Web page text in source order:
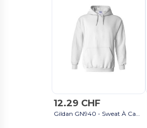
12.29 CHF